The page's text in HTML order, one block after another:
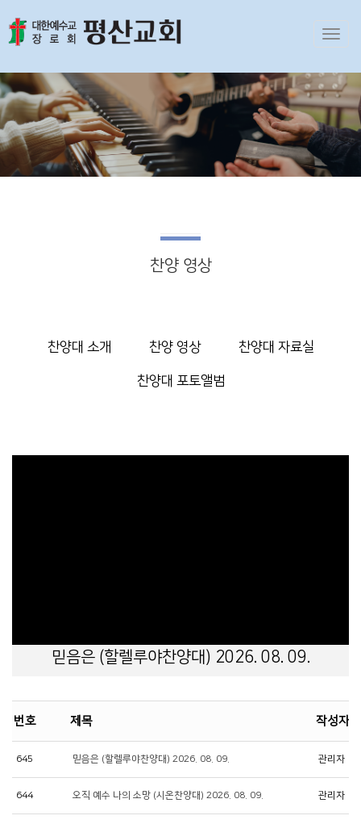
찬양 영상
찬양대 소개 찬양 영상 찬양대 자료실
찬양대 포토앨범
믿음은 (할렐루야찬양대) 2026. 08. 09.
번호 제목 작성자
645 믿음은 (할렐루야찬양대) 2026. 08. 09. 관리자
644 오직 예수 나의 소망 (시온찬양대) 2026. 08. 09. 관리자